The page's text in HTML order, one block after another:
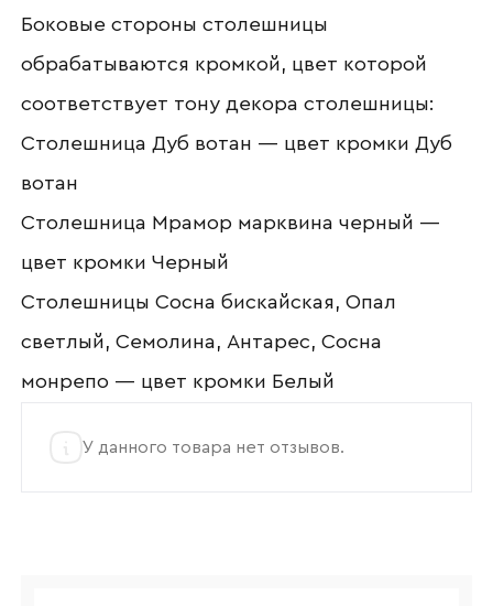
Боковые стороны столешницы
обрабатываются кромкой, цвет которой
соответствует тону декора столешницы:
Столешница Дуб вотан — цвет кромки Дуб
вотан
Столешница Мрамор марквина черный —
цвет кромки Черный
Столешницы Сосна бискайская, Опал
светлый, Семолина, Антарес, Сосна
монрепо — цвет кромки Белый
У данного товара нет отзывов.
и обработкой данных.